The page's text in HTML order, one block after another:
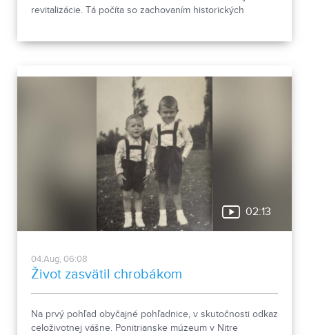
revitalizácie. Tá počíta so zachovaním historických
02:13
04.Aug, 06:08
Život zasvätil chrobákom
Na prvý pohľad obyčajné pohľadnice, v skutočnosti odkaz
celoživotnej vášne. Ponitrianske múzeum v Nitre